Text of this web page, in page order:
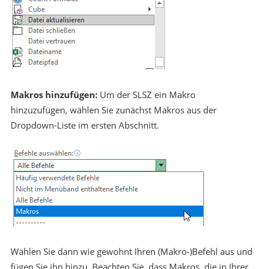
Makros hinzufügen: Um der SLSZ ein Makro
hinzuzufügen, wählen Sie zunächst Makros aus der
Dropdown-Liste im ersten Abschnitt.
Wählen Sie dann wie gewohnt Ihren (Makro-)Befehl aus und
fügen Sie ihn hinzu. Beachten Sie, dass Makros, die in Ihrer